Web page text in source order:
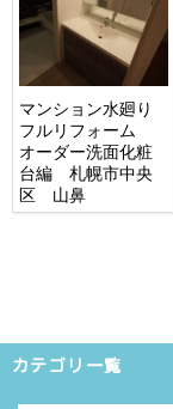
マンション水廻り
フルリフォーム
オーダー洗面化粧
台編 札幌市中央
区 山鼻
カテゴリ一覧